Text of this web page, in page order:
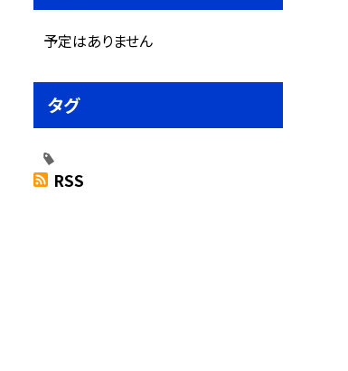
予定はありません
タグ
RSS